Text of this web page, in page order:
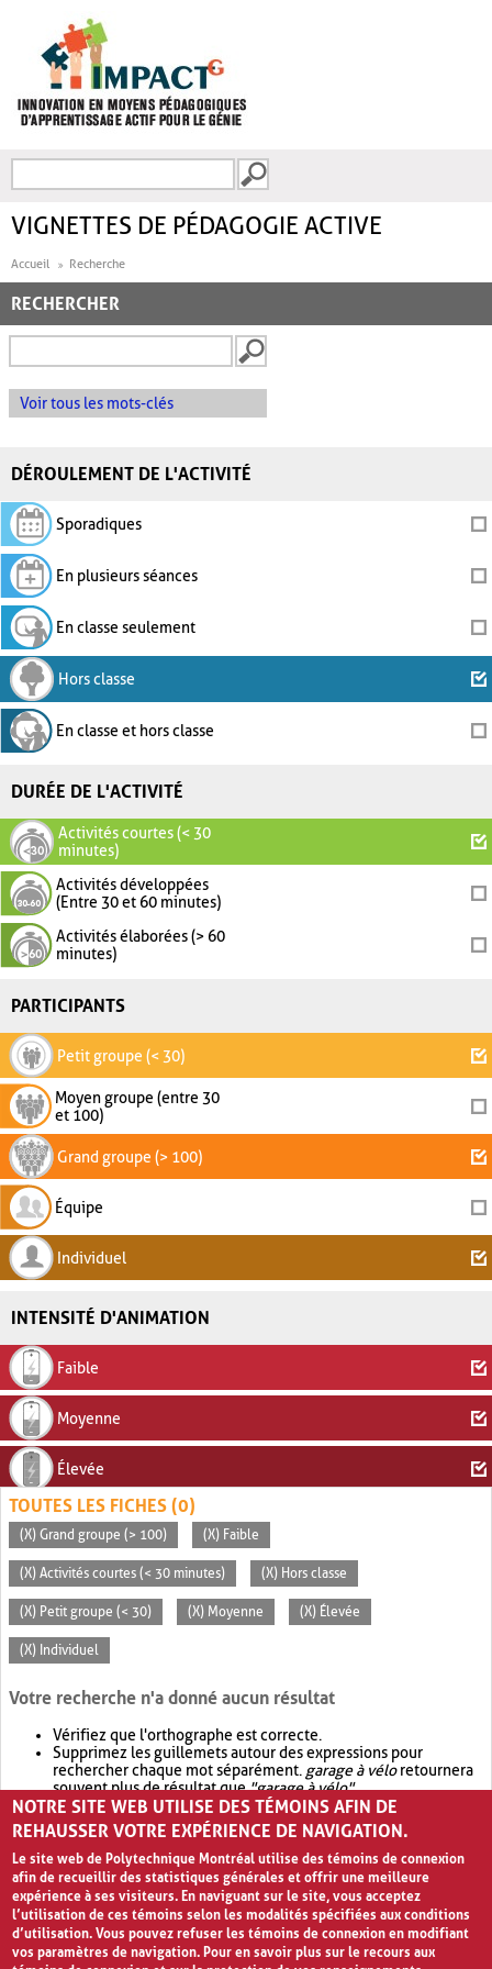
FORMULAIRE DE
VIGNETTES DE PÉDAGOGIE ACTIVE
Accueil Recherche
RECHERCHER
Voir tous les mots-clés
DÉROULEMENT DE L'ACTIVITÉ
Sporadiques
En plusieurs séances
En classe seulement
Hors classe
En classe et hors classe
DURÉE DE L'ACTIVITÉ
Activités courtes (< 30
minutes)
Activités développées
(Entre 30 et 60 minutes)
Activités élaborées (> 60
minutes)
PARTICIPANTS
Petit groupe (< 30)
Moyen groupe (entre 30
et 100)
Grand groupe (> 100)
Équipe
Individuel
INTENSITÉ D'ANIMATION
Faible
Moyenne
Élevée
TOUTES LES FICHES (0)
(X) Grand groupe (> 100) (X) Faible
(X) Activités courtes (< 30 minutes) (X) Hors classe
(X) Petit groupe (< 30) (X) Moyenne (X) Élevée
(X) Individuel
Votre recherche n'a donné aucun résultat
Vérifiez que l'orthographe est correcte.
Supprimez les guillemets autour des expressions pour
rechercher chaque mot séparément. garage à véloretournera
souvent plus de résultat que"garage à vélo".
Envisagez d'élargir votre recherche avec OR.garage OR vélo
retournera souvent plus de résultat quegarage à vélo
NOTRE SITE WEB UTILISE DES TÉMOINS AFIN DE
REHAUSSER VOTRE EXPÉRIENCE DE NAVIGATION.
Le site web de Polytechnique Montréal utilise des témoins de connexion
afin de recueillir des statistiques générales et offrir une meilleure
expérience à ses visiteurs. En naviguant sur le site, vous acceptez
l’utilisation de ces témoins selon les modalités spécifiées aux conditions
d’utilisation. Vous pouvez refuser les témoins de connexion en modifiant
vos paramètres de navigation. Pour en savoir plus sur le recours aux